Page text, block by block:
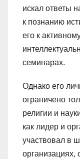
искал ответы
к познанию
его к
семинарах.
Однако его
ограничено
религии и
как лидер и
участвовал в
организациях,